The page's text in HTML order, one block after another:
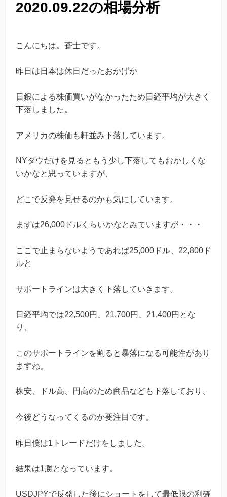
2020.09.22の相場分析
こんにちは。蒼士です。
昨日は日本は休日だったおかげか
日銀による株価買いがなかったため日経平均が大きく
下落しました。
アメリカの株価も軒並み下落しています。
NYダウだけを見るともう少し下落してもおかしくな
いかなと思っていますが、
どこで反発を見せるのかも気にしています。
まずは26,000ドルくらいかなとみていますが・・・
ここで止まらないようであれば25,000ドル、22,800ド
ルと
サポートラインは大きく下落していきます。
日経平均では22,500円、21,700円、21,400円とな
り、
このサポートラインを割ると暴落になる可能性があり
ますね。
株安、ドル高、円高のため商品なども下落しており、
今後どうなってくるのか要注目です。
昨日僕は1トレードだけをしました。
結果は1勝となっています。
USDJPYで反発した後にショートをして最低限の利確